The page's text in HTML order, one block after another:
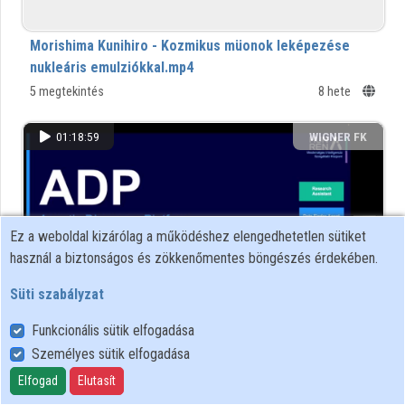
Közreműködők
Morishima Kunihiro - Kozmikus müonok leképezése
nukleáris emulziókkal.mp4
5 megtekintés 8 hete
01:18:59 WIGNER FK
2026-04-24 10.36.08 MKH MI tájékoztató_ Szertics
Gergely.mp4
18 megtekintés
Ez a weboldal kizárólag a működéshez elengedhetetlen sütiket
használ a biztonságos és zökkenőmentes böngészés érdekében.
Süti szabályzat
Funkcionális sütik elfogadása
Személyes sütik elfogadása
Elfogad Elutasít